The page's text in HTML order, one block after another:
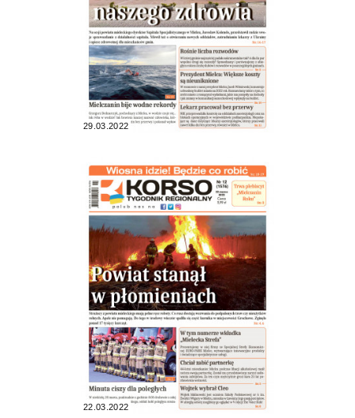
29.03.2022
22.03.2022